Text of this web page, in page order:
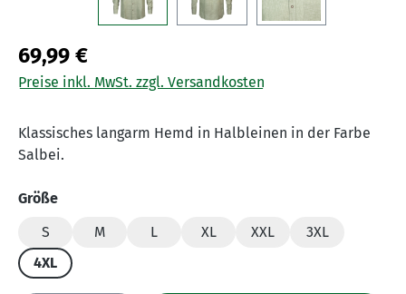
69,99 €
Preise inkl. MwSt. zzgl. Versandkosten
Klassisches langarm Hemd in Halbleinen in der Farbe
Salbei.
Größeauswählen
S
M L XL XXL
3XL
4XL